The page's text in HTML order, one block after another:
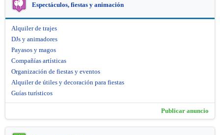
Espectáculos, fiestas y animación
Alquiler de trajes
DJs y animadores
Payasos y magos
Compañías artísticas
Organización de fiestas y eventos
Alquiler de útiles y decoración para fiestas
Guías turísticos
Publicar anuncio